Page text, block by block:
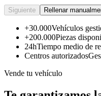
Siguiente Rellenar
+30.000Vehículos
+200.000Piezas
24hTiempo medio de
Centros autorizados
Vende tu vehículo